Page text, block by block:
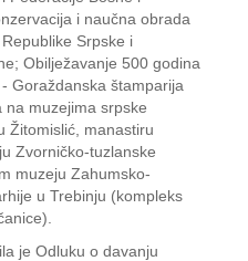
i naučna obrada
Srpske i
Obilježavanje 500 godina
Goraždanska štamparija
muzejima srpske
Žitomislić, manastiru
Zvorničko-tuzlanske
muzeju Zahumsko-
u Trebinju (kompleks
je Odluku o davanju